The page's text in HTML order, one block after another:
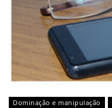
Dominação e manipulação